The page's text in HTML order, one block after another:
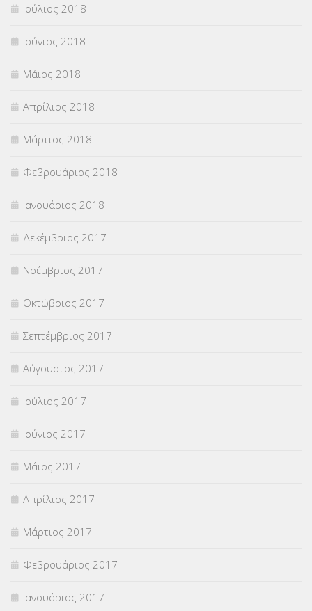
Ιούλιος 2018
Ιούνιος 2018
Μάιος 2018
Απρίλιος 2018
Μάρτιος 2018
Φεβρουάριος 2018
Ιανουάριος 2018
Δεκέμβριος 2017
Νοέμβριος 2017
Οκτώβριος 2017
Σεπτέμβριος 2017
Αύγουστος 2017
Ιούλιος 2017
Ιούνιος 2017
Μάιος 2017
Απρίλιος 2017
Μάρτιος 2017
Φεβρουάριος 2017
Ιανουάριος 2017